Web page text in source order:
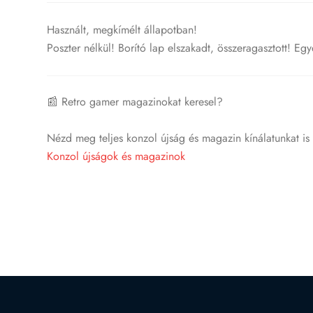
Használt, megkímélt állapotban!
Poszter nélkül! Borító lap elszakadt, összeragasztott!
📰 Retro gamer magazinokat keresel?
Nézd meg teljes konzol újság és magazin kínálatunkat
Konzol újságok és magazinok